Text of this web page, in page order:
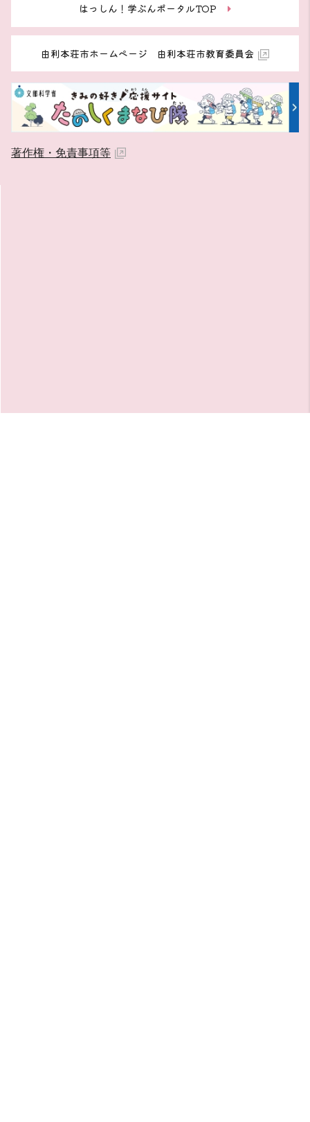
はっしん！学ぶんポータルTOP
由利本荘市ホームページ 由利本荘市教育委員会
著作権・免責事項等